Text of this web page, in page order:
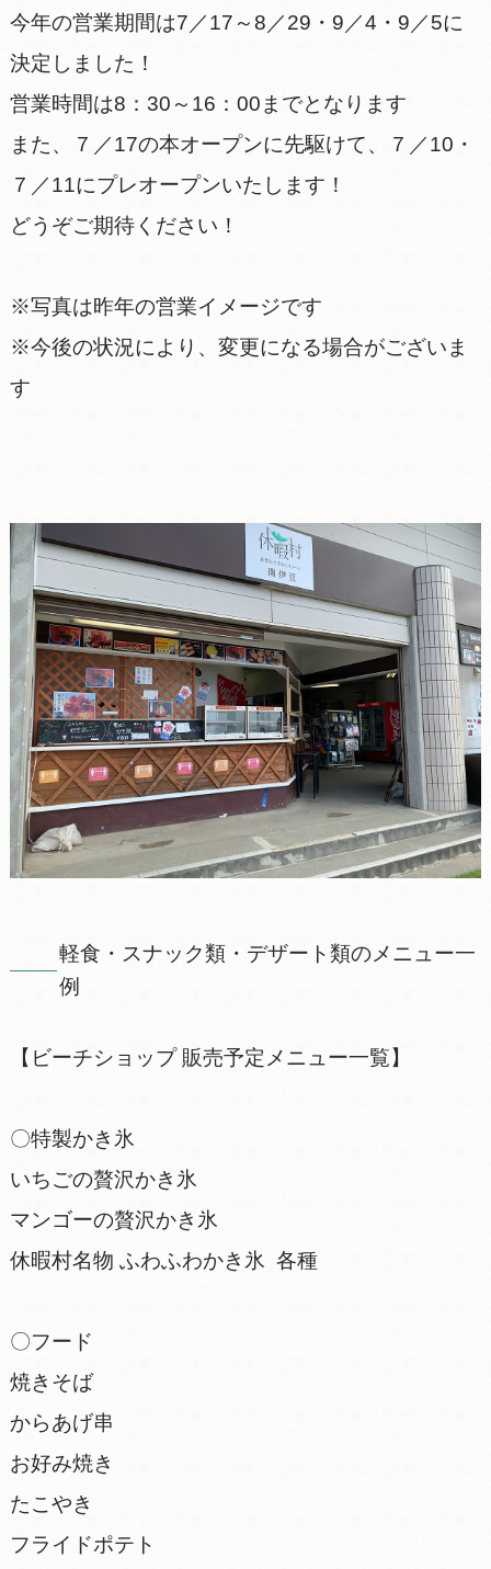
今年の営業期間は7／17～8／29・9／4・9／5に
決定しました！
営業時間は8：30～16：00までとなります
また、７／17の本オープンに先駆けて、７／10・
７／11にプレオープンいたします！
どうぞご期待ください！
※写真は昨年の営業イメージです
※今後の状況により、変更になる場合がございま
す
軽食・スナック類・デザート類のメニュー一
例
【ビーチショップ 販売予定メニュー一覧】
〇特製かき氷
いちごの贅沢かき氷
マンゴーの贅沢かき氷
休暇村名物 ふわふわかき氷 各種
〇フード
焼きそば
からあげ串
お好み焼き
たこやき
フライドポテト